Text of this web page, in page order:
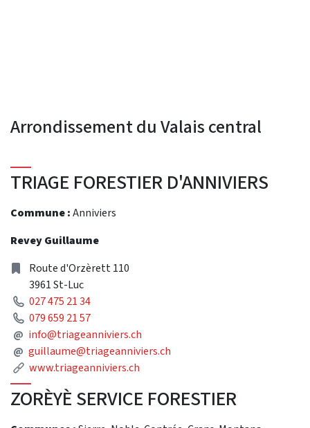
Arrondissement du Valais central
TRIAGE FORESTIER D'ANNIVIERS
Commune :Anniviers
Revey Guillaume
Address
Route d'Orzèrett 110
3961 St-Luc
Phone
027 475 21 34
Phone
079 659 21 57
@ Mail
info@triageanniviers.ch
@ Mail
guillaume@triageanniviers.ch
Link
www.triageanniviers.ch
ZORÈYÈ SERVICE FORESTIER